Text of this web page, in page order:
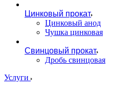
Цинковый прокат
Цинковый анод
Чушка цинковая
Свинцовый прокат
Дробь свинцовая
Услуги